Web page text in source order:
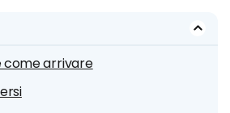
come arrivare